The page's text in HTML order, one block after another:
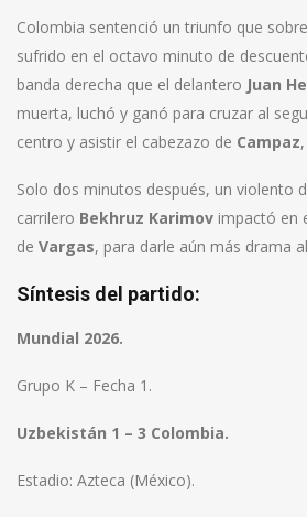
Colombia sentenció un triunfo que
sufrido en el octavo minuto de
banda derecha que el delantero Juan
muerta, luchó y ganó para cruzar al
centro y asistir el cabezazo de Campaz
Solo dos minutos después, un violento
carrilero Bekhruz Karimov impactó en
de Vargas, para darle aún más drama
Síntesis del partido:
Mundial 2026.
Grupo K – Fecha 1.
Uzbekistán 1 – 3 Colombia.
Estadio: Azteca (México).